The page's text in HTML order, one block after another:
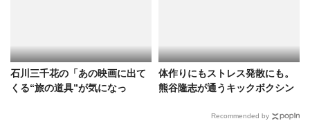
石川三千花の「あの映画に出て
くる“旅の道具”が気になっ
体作りにもストレス発散にも。
熊谷隆志が通うキックボクシン
Recommended by